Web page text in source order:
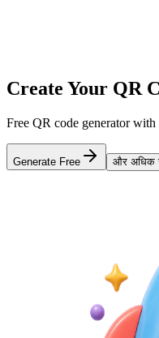
Get your QR code and track
Create Your QR
Free QR code generator
Generate Free और अधिक